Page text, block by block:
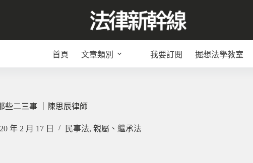
首頁 文章類別 我要訂閱 掘想法學教室
些二三事 ｜陳思辰律師
年 2 月 17 日 民事法, 親屬、繼承法